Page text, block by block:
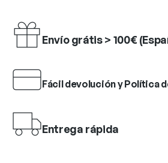
Envío grátis > 100€
Fácil devolución y Política
Entrega rápida